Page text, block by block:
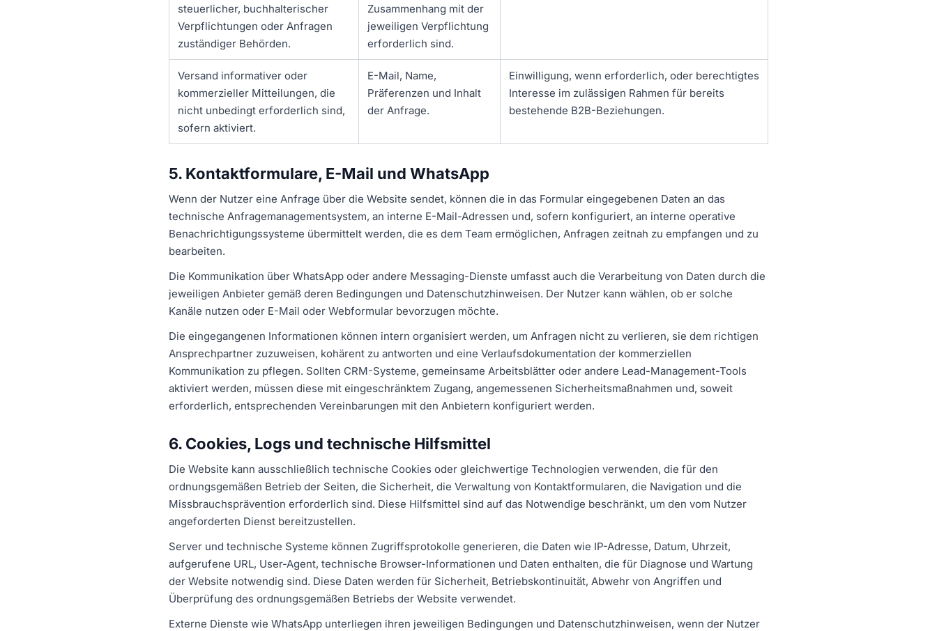
steuerlicher, buchhalterischer
Verpflichtungen oder Anfragen
zuständiger Behörden.
Zusammenhang mit der
jeweiligen Verpflichtung
erforderlich sind.
Versand informativer oder
kommerzieller Mitteilungen, die
nicht unbedingt erforderlich sind,
sofern aktiviert.
E-Mail, Name,
Präferenzen und Inhalt
der Anfrage.
Einwilligung, wenn erforderlich, oder berechtigtes
Interesse im zulässigen Rahmen für bereits
bestehende B2B-Beziehungen.
5. Kontaktformulare, E-Mail und WhatsApp
Wenn der Nutzer eine Anfrage über die Website sendet, können die in das Formular eingegebenen Daten an das
technische Anfragemanagementsystem, an interne E-Mail-Adressen und, sofern konfiguriert, an interne operative
Benachrichtigungssysteme übermittelt werden, die es dem Team ermöglichen, Anfragen zeitnah zu empfangen und zu
bearbeiten.
Die Kommunikation über WhatsApp oder andere Messaging-Dienste umfasst auch die Verarbeitung von Daten durch die
jeweiligen Anbieter gemäß deren Bedingungen und Datenschutzhinweisen. Der Nutzer kann wählen, ob er solche
Kanäle nutzen oder E-Mail oder Webformular bevorzugen möchte.
Die eingegangenen Informationen können intern organisiert werden, um Anfragen nicht zu verlieren, sie dem richtigen
Ansprechpartner zuzuweisen, kohärent zu antworten und eine Verlaufsdokumentation der kommerziellen
Kommunikation zu pflegen. Sollten CRM-Systeme, gemeinsame Arbeitsblätter oder andere Lead-Management-Tools
aktiviert werden, müssen diese mit eingeschränktem Zugang, angemessenen Sicherheitsmaßnahmen und, soweit
erforderlich, entsprechenden Vereinbarungen mit den Anbietern konfiguriert werden.
6. Cookies, Logs und technische Hilfsmittel
Die Website kann ausschließlich technische Cookies oder gleichwertige Technologien verwenden, die für den
ordnungsgemäßen Betrieb der Seiten, die Sicherheit, die Verwaltung von Kontaktformularen, die Navigation und die
Missbrauchsprävention erforderlich sind. Diese Hilfsmittel sind auf das Notwendige beschränkt, um den vom Nutzer
angeforderten Dienst bereitzustellen.
Server und technische Systeme können Zugriffsprotokolle generieren, die Daten wie IP-Adresse, Datum, Uhrzeit,
aufgerufene URL, User-Agent, technische Browser-Informationen und Daten enthalten, die für Diagnose und Wartung
der Website notwendig sind. Diese Daten werden für Sicherheit, Betriebskontinuität, Abwehr von Angriffen und
Überprüfung des ordnungsgemäßen Betriebs der Website verwendet.
Externe Dienste wie WhatsApp unterliegen ihren jeweiligen Bedingungen und Datenschutzhinweisen, wenn der Nutzer